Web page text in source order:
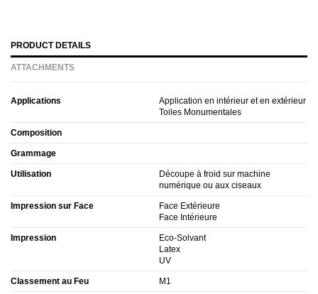
PRODUCT DETAILS
ATTACHMENTS
Applications
Application en intérieur et en extérieur
Toiles Monumentales
Composition
Grammage
Utilisation
Découpe à froid sur machine
numérique ou aux ciseaux
Impression sur Face
Face Extérieure
Face Intérieure
Impression
Eco-Solvant
Latex
UV
Classement au Feu M1